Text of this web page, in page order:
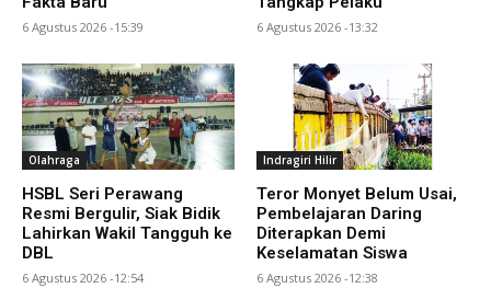
6 Agustus 2026 -15:39 6 Agustus 2026 -13:32
Olahraga
HSBL Seri Perawang
Resmi Bergulir, Siak Bidik
Lahirkan Wakil Tangguh ke
DBL
6 Agustus 2026 -12:54
Indragiri Hilir
Teror Monyet Belum Usai,
Pembelajaran Daring
Diterapkan Demi
Keselamatan Siswa
6 Agustus 2026 -12:38